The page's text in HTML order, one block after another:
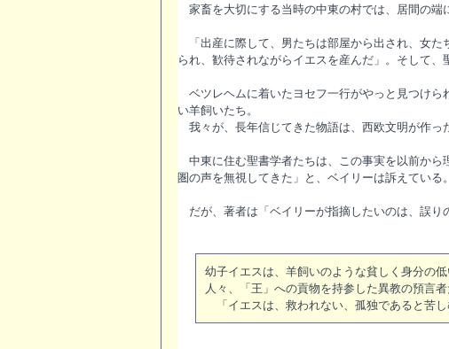
家畜を大切にする当時の中東の村では、居間の端
「出産に際して、男たちは部屋から出され、女た
られ、歓待されながらイエスを産んだ」。そして、
ベツレヘムに着いたヨセフ一行がやっと見つけら
い羊飼いたち。
我々が、長年信じてきた物語は、西欧文明が作っ
中東に住む聖書学者たちは、この事実を以前から
圏の声を無視してきた」と、ベイリーは訴えている。
だが、著者は「ベイリーが指摘したいのは、誤り
幼子イエスは、羊飼いのような貧しく身分の
人々、「王」への貢物を持参した異教の預言
「イエスは、救われない、孤独であると苦し